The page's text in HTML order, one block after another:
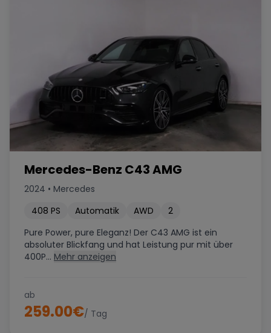
Mercedes-Benz C43 AMG
2024 • Mercedes
408 PS Automatik AWD
2
Pure Power, pure Eleganz! Der C43 AMG ist ein
absoluter Blickfang und hat Leistung pur mit über
400P... Mehr anzeigen
ab
259.00€/ Tag